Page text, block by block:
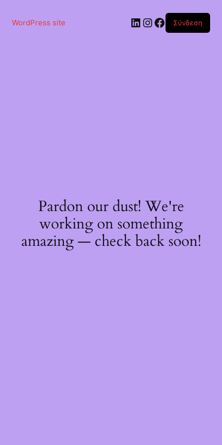
περιεχόμενο
WordPress site Linkedin
Instagram
Facebook
Σύνδεση
Pardon our dust! We're
working on something
amazing — check back soon!